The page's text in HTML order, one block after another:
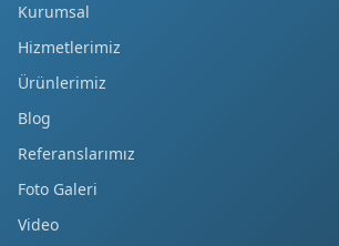
Kurumsal
Hizmetlerimiz
Ürünlerimiz
Blog
Referanslarımız
Foto Galeri
Video